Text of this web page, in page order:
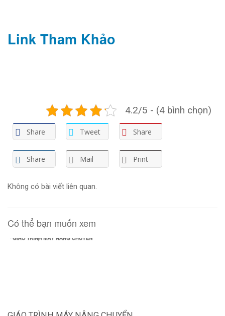
Link Tham Khảo
4.2/5 - (4 bình chọn)
Share Tweet Share
Share Mail Print
Không có bài viết liên quan.
Có thể bạn muốn xem